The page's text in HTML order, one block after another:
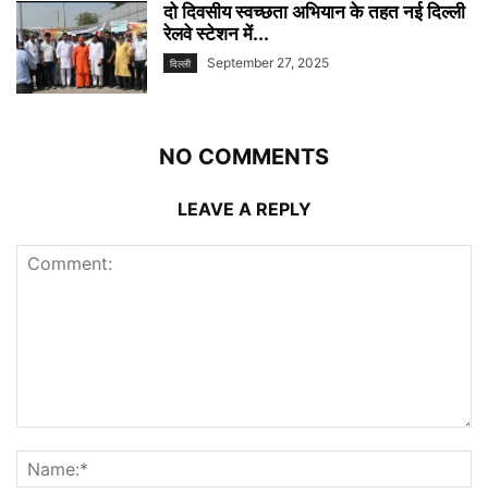
दो दिवसीय स्वच्छता अभियान के तहत नई दिल्ली
रेलवे स्टेशन में...
दिल्ली September 27, 2025
NO COMMENTS
LEAVE A REPLY